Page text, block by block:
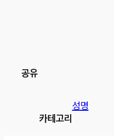
공유
카테고리
성명